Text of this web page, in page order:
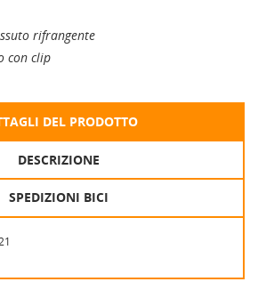
rifrangente
con clip
DEL PRODOTTO
DESCRIZIONE
SPEDIZIONI BICI